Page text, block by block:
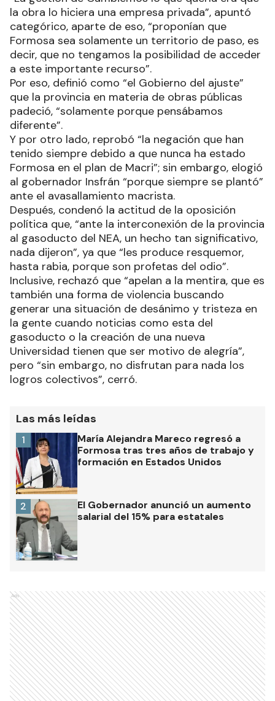
la obra lo hiciera una empresa privada”, apuntó
categórico, aparte de eso, “proponían que
Formosa sea solamente un territorio de paso, es
decir, que no tengamos la posibilidad de acceder
a este importante recurso”.
Por eso, definió como “el Gobierno del ajuste”
que la provincia en materia de obras públicas
padeció, “solamente porque pensábamos
diferente”.
Y por otro lado, reprobó “la negación que han
tenido siempre debido a que nunca ha estado
Formosa en el plan de Macri”; sin embargo, elogió
al gobernador Insfrán “porque siempre se plantó”
ante el avasallamiento macrista.
Después, condenó la actitud de la oposición
política que, “ante la interconexión de la provincia
al gasoducto del NEA, un hecho tan significativo,
nada dijeron”, ya que “les produce resquemor,
hasta rabia, porque son profetas del odio”.
Inclusive, rechazó que “apelan a la mentira, que es
también una forma de violencia buscando
generar una situación de desánimo y tristeza en
la gente cuando noticias como esta del
gasoducto o la creación de una nueva
Universidad tienen que ser motivo de alegría”,
pero “sin embargo, no disfrutan para nada los
logros colectivos”, cerró.
Las más leídas
María Alejandra Mareco regresó a
Formosa tras tres años de trabajo y
formación en Estados Unidos
1
El Gobernador anunció un aumento
salarial del 15% para estatales
2
Ads